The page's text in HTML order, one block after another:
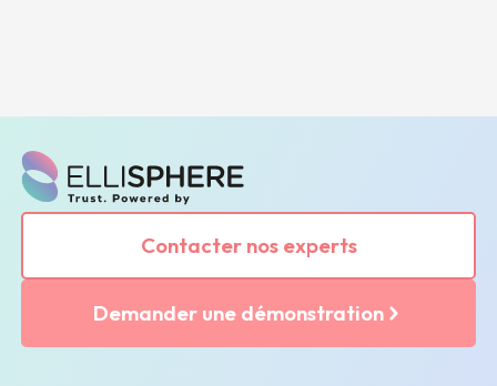
Contacter nos experts
Demander une démonstration